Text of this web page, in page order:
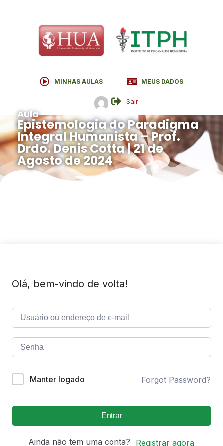
MINHAS AULAS MEUS DADOS
Sair
Aula
Epistemologia do Paradigma
Integral Humanista – Prof.
Drdo. Denis Cotta | 21 de
Agosto de 2024
Olá, bem-vindo de volta!
Manter logado Forgot Password?
Entrar
Ainda não tem uma conta? Registrar agora